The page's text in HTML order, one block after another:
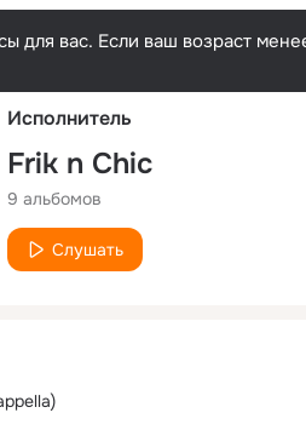
для вас. Если ваш возраст
Исполнитель
Frik n Chic
9 альбомов
Слушать